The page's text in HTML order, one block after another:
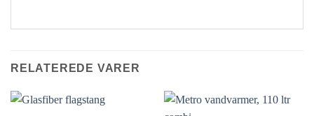
RELATEREDE VARER